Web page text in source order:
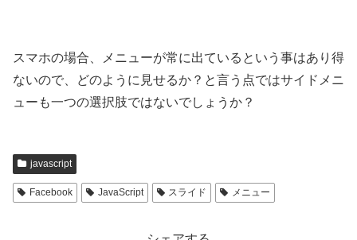
スマホの場合、メニューが常に出ているという事はあり得
ないので、どのように見せるか？と言う点ではサイドメニ
ューも一つの選択肢ではないでしょうか？
javascript
Facebook JavaScript スライド メニュー